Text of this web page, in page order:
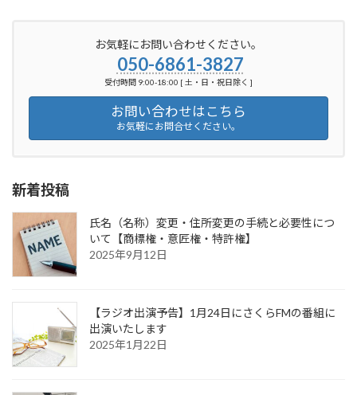
お気軽にお問い合わせください。
050-6861-3827
受付時間 9:00-18:00 [ 土・日・祝日除く ]
お問い合わせはこちら
お気軽にお問合せください。
新着投稿
氏名（名称）変更・住所変更の手続と必要性につ
いて【商標権・意匠権・特許権】
2025年9月12日
【ラジオ出演予告】1月24日にさくらFMの番組に
出演いたします
2025年1月22日